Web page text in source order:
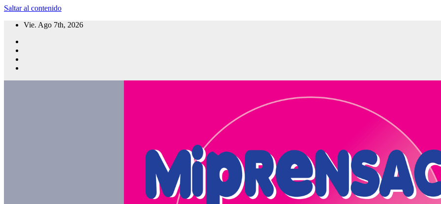
Saltar al contenido
Vie. Ago 7th, 2026